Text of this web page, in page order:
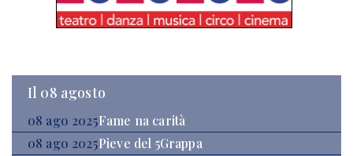
Il 08 agosto
08 ago 2025Fame na carità
08 ago 2025Pieve del 5Grappa